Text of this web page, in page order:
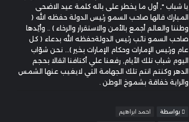
يا شباب ", أول ما يخطر على باله كلمة عيد الاضحى
المبارك قالها صاحب السمو رئيس الدولة حفظه الله (
وطننا والعالم أجمع بالأمن والاستقرار والرخاء ) .. وأيّدها
صاحب السمو نائب رئيس الدولةحفظه الله بدعاء ( كل
عام ورئيس الإمارات وحكام الإمارات بخير )... نحن شوّاب
اليوم شباب تلك الأيام, رفعنا علي أكتافنا اثقالا بحجم
الدهر وكنتم انتم تلك الجهامة التي لايغيب عنها الشمس
والراية خفاقة بشموخ الوطن .
بواسطة احمد ابراهيم